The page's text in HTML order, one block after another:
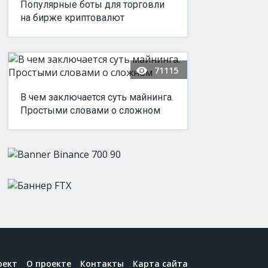
Популярные боты для торговли
на бирже криптовалют
71115
В чем заключается суть майнинга.
Простыми словами о сложном
О проекте Контакты Карта сайта